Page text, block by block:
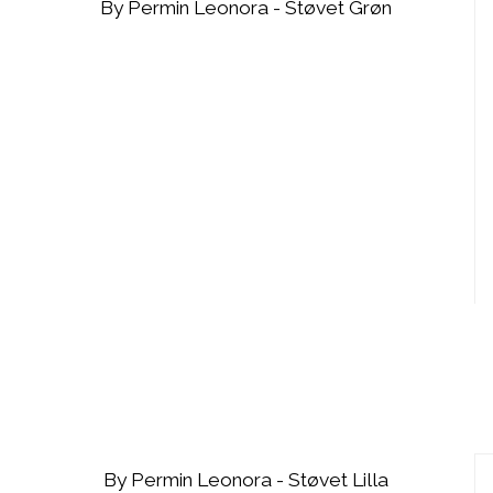
By Permin Leonora - Støvet Grøn
By Permin Leonora - Støvet Lilla